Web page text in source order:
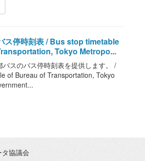
ス停時刻表 / Bus stop timetable
Tokyo Metropo...
バスのバス停時刻表を提供します。 /
of Bureau of Transportation, Tokyo
協議会